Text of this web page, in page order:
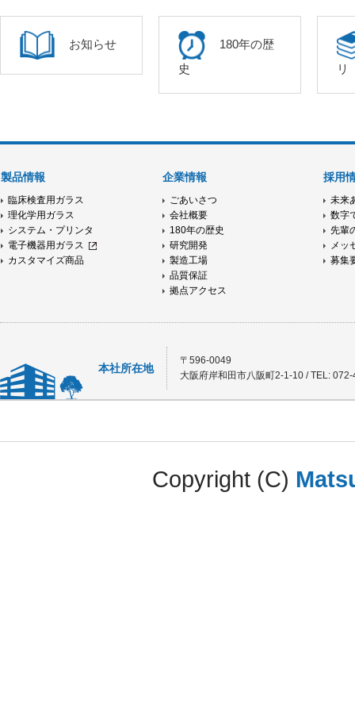
お知らせ
180年の歴
史
リ
製品情報
臨床検査用ガラス
理化学用ガラス
システム・プリンタ
電子機器用ガラス
カスタマイズ商品
企業情報
ごあいさつ
会社概要
180年の歴史
研究開発
製造工場
品質保証
拠点アクセス
採用
未来
数字
先輩
メッ
募集
本社所在地
〒596-0049
大阪府岸和田市八阪町2-1-10 / TEL:
Copyright (C)